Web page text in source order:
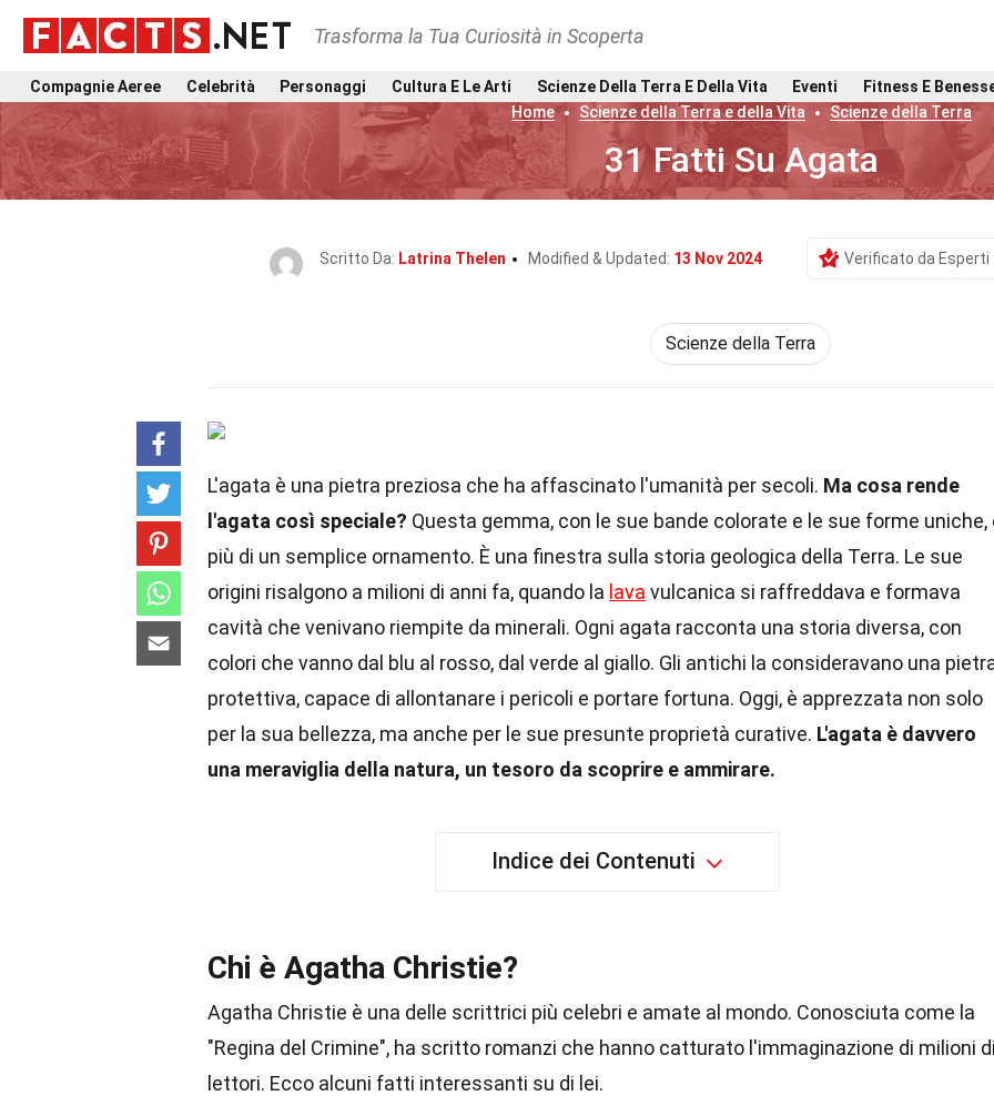
Trasforma la Tua Curiosità in Scoperta
Compagnie Aeree Celebrità Personaggi Cultura E Le Arti Scienze Della Terra E Della Vita Eventi
Fitness E
Home
Scienze della Terra e della Vita Scienze della Terra
31 Fatti Su Agata
Scritto Da: Latrina Thelen Modified & Updated: 13 Nov 2024 Verificato da Esperti
Scienze della Terra
L'agata è una pietra preziosa che ha affascinato l'umanità per secoli. Ma cosa rende
l'agata così speciale? Questa gemma, con le sue bande colorate e le sue forme uniche,
più di un semplice ornamento. È una finestra sulla storia geologica della Terra. Le sue
origini risalgono a milioni di anni fa, quando la lava vulcanica si raffreddava e formava
cavità che venivano riempite da minerali. Ogni agata racconta una storia diversa, con
colori che vanno dal blu al rosso, dal verde al giallo. Gli antichi la consideravano una
protettiva, capace di allontanare i pericoli e portare fortuna. Oggi, è apprezzata non solo
per la sua bellezza, ma anche per le sue presunte proprietà curative. L'agata è davvero
una meraviglia della natura, un tesoro da scoprire e ammirare.
Indice dei Contenuti
Chi è Agatha Christie?
Agatha Christie è una delle scrittrici più celebri e amate al mondo. Conosciuta come la
"Regina del Crimine", ha scritto romanzi che hanno catturato l'immaginazione di milioni
lettori. Ecco alcuni fatti interessanti su di lei.